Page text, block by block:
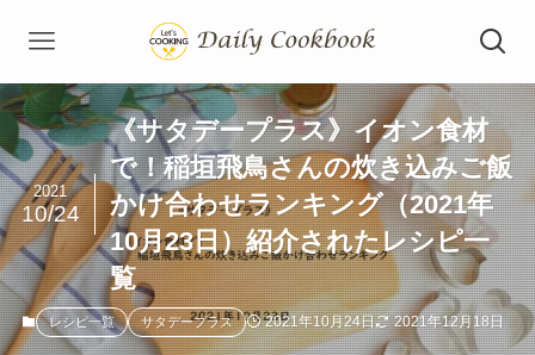
《サタデープラス》イオン食材
で！稲垣飛鳥さんの炊き込みご飯
かけ合わせランキング（2021年
10月23日）紹介されたレシピ一
覧
2021
10/24
レシピ一覧 サタデープラス 2021年10月24日 2021年12月18日